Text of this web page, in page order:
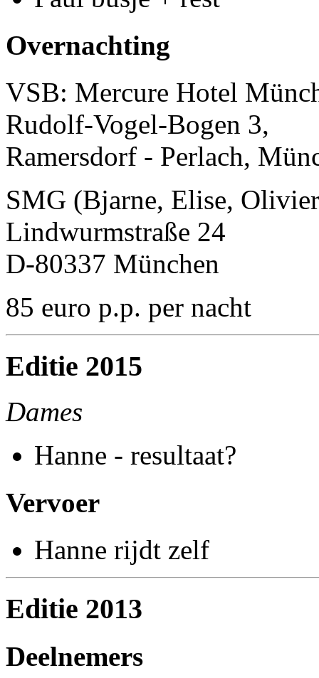
Overnachting
VSB: Mercure Hotel
Rudolf-Vogel-Bogen 3,
Ramersdorf - Perlach,
SMG (Bjarne, Elise,
Lindwurmstraße 24
D-80337 München
85 euro p.p. per nacht
Editie 2015
Dames
Hanne - resultaat?
Vervoer
Hanne rijdt zelf
Editie 2013
Deelnemers